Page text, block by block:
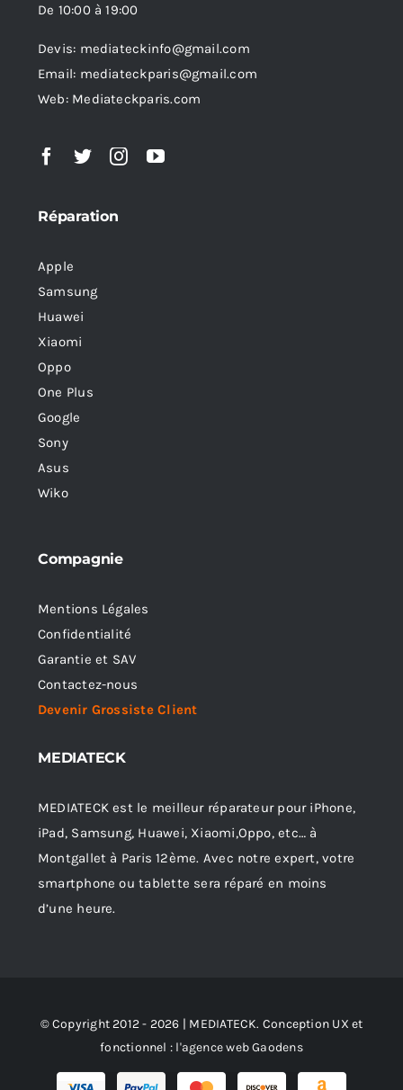
De 10:00 à 19:00
Devis: mediateckinfo@gmail.com
Email: mediateckparis@gmail.com
Web: Mediateckparis.com
Réparation
Apple
Samsung
Huawei
Xiaomi
Oppo
One Plus
Google
Sony
Asus
Wiko
Compagnie
Mentions Légales
Confidentialité
Garantie et SAV
Contactez-nous
Devenir Grossiste Client
MEDIATECK
MEDIATECK est le meilleur réparateur pour iPhone,
iPad, Samsung, Huawei, Xiaomi,Oppo, etc… à
Montgallet à Paris 12ème. Avec notre expert, votre
smartphone ou tablette sera réparé en moins
d’une heure.
© Copyright 2012 - 2026 | MEDIATECK. Conception UX et
fonctionnel : l'agence web Gaodens